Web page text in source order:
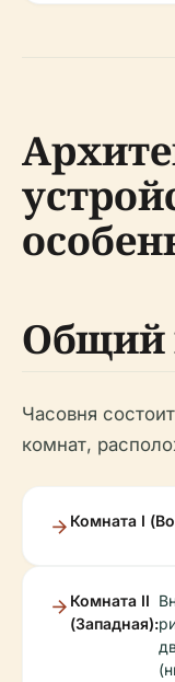
Общий
Часовня
комнат,
Комната I
Комната II
(Западная):